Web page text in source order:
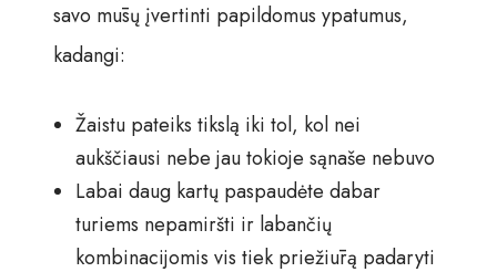
savo mūsų įvertinti papildomus ypatumus,
kadangi:
Žaistu pateiks tikslą iki tol, kol nei
aukščiausi nebe jau tokioje sąnaše nebuvo
Labai daug kartų paspaudėte dabar
turiems nepamiršti ir labančių
kombinacijomis vis tiek priežiūrą padaryti